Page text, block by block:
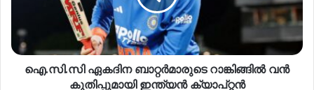
ഐ.സി.സി ഏകദിന ബാറ്റർമാരുടെ റാങ്കിങ്ങിൽ വൻ
കുതിപ്പുമായി ഇന്ത്യൻ ക്യാപ്റ്റൻ